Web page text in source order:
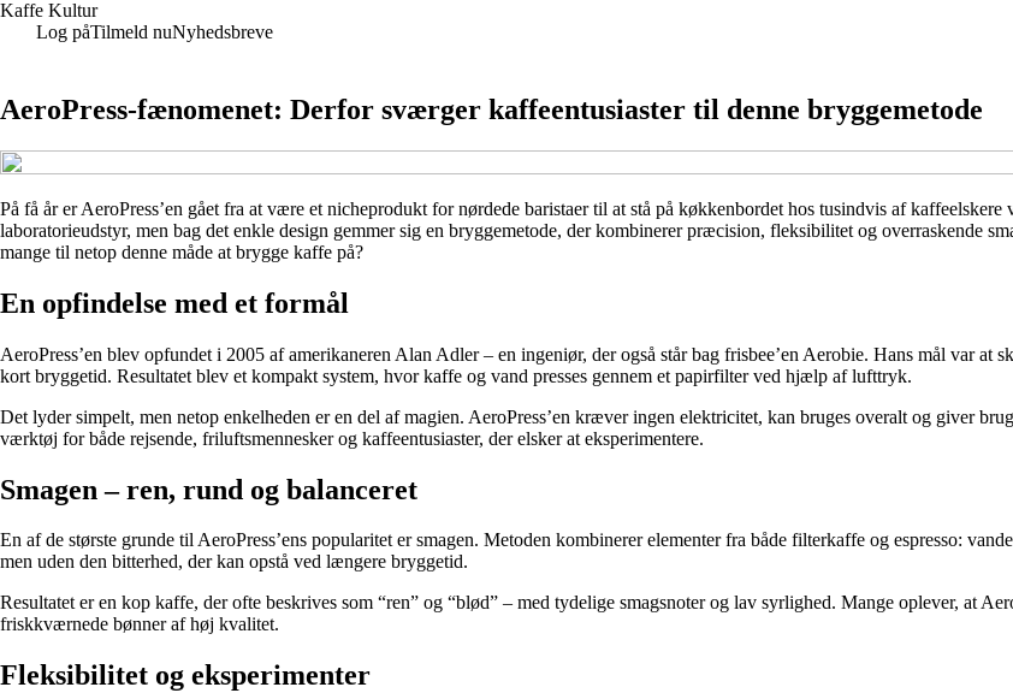
Kaffe Kultur
Log påTilmeld nuNyhedsbreve
AeroPress-fænomenet: Derfor sværger kaffeentusiaster til denne bryggemetode
På få år er AeroPress’en gået fra at være et nicheprodukt for nørdede baristaer til at stå på køkkenbordet hos tusindvis af
laboratorieudstyr, men bag det enkle design gemmer sig en bryggemetode, der kombinerer præcision, fleksibilitet og overraskende
mange til netop denne måde at brygge kaffe på?
En opfindelse med et formål
AeroPress’en blev opfundet i 2005 af amerikaneren Alan Adler – en ingeniør, der også står bag frisbee’en Aerobie. Hans mål var at
kort bryggetid. Resultatet blev et kompakt system, hvor kaffe og vand presses gennem et papirfilter ved hjælp af lufttryk.
Det lyder simpelt, men netop enkelheden er en del af magien. AeroPress’en kræver ingen elektricitet, kan bruges overalt og giver
værktøj for både rejsende, friluftsmennesker og kaffeentusiaster, der elsker at eksperimentere.
Smagen – ren, rund og balanceret
En af de største grunde til AeroPress’ens popularitet er smagen. Metoden kombinerer elementer fra både filterkaffe og espresso:
men uden den bitterhed, der kan opstå ved længere bryggetid.
Resultatet er en kop kaffe, der ofte beskrives som “ren” og “blød” – med tydelige smagsnoter og lav syrlighed. Mange oplever, at
friskkværnede bønner af høj kvalitet.
Fleksibilitet og eksperimenter